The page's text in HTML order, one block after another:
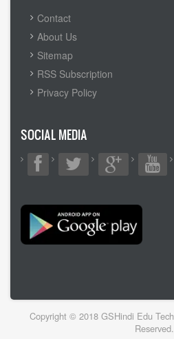
FOOTER
MENU
Contact
About Us
Sitemap
RSS Subscription
Privacy Policy
SOCIAL MEDIA
Copyright © 2018 GSHindi Edu
Reserved.